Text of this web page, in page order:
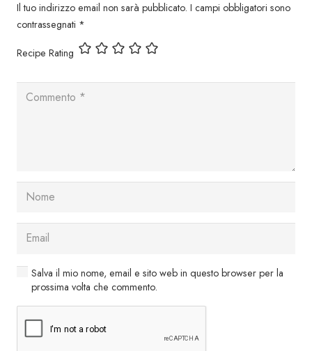
Il tuo indirizzo email non sarà pubblicato. I campi obbligatori sono
contrassegnati *
Recipe Rating
Salva il mio nome, email e sito web in questo browser per la
prossima volta che commento.